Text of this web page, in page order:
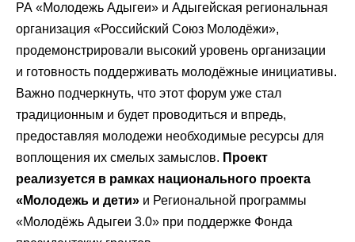
РА «Молодежь Адыгеи» и Адыгейская региональная
организация «Российский Союз Молодёжи»,
продемонстрировали высокий уровень организации
и готовность поддерживать молодёжные инициативы.
Важно подчеркнуть, что этот форум уже стал
традиционным и будет проводиться и впредь,
предоставляя молодежи необходимые ресурсы для
воплощения их смелых замыслов. Проект
реализуется в рамках национального проекта
«Молодежь и дети» и Региональной программы
«Молодёжь Адыгеи 3.0» при поддержке Фонда